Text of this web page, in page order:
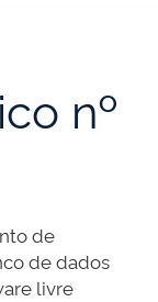
nº
de
de dados
livre